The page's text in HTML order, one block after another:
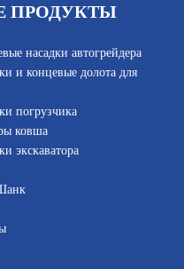
ПРОДУКТЫ
насадки автогрейдера
и концевые долота для
погрузчика
ковша
экскаватора